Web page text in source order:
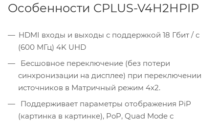
Особенности CPLUS-V4H2HPIP
HDMI входы и выходы с поддержкой 18 Гбит / с
(600 МГц) 4K UHD
Бесшовное переключение (без потери
синхронизации на дисплее) при переключении
источников в Матричный режим 4х2.
Поддерживает параметры отображения PiP
(картинка в картинке), PoP, Quad Mode с